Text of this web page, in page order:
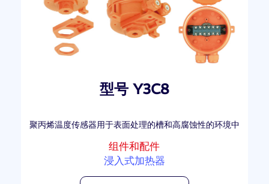
型号 Y3C8
聚丙烯温度传感器用于表面处理的槽和高腐蚀性的环境中
组件和配件
浸入式加热器